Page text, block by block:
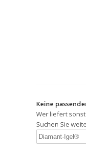
Keine
Wer liefert
Suchen Sie